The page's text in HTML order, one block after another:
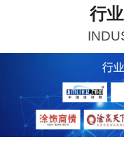
行